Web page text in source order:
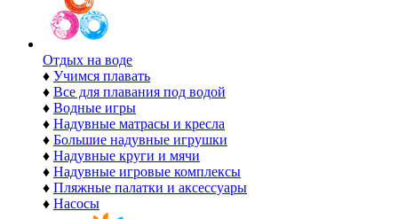
Отдых на воде
♦ Учимся плавать
♦ Все для плавания под водой
♦ Водные игры
♦ Надувные матрасы и кресла
♦ Большие надувные игрушки
♦ Надувные круги и мячи
♦ Надувные игровые комплексы
♦ Пляжные палатки и аксессуары
♦ Насосы